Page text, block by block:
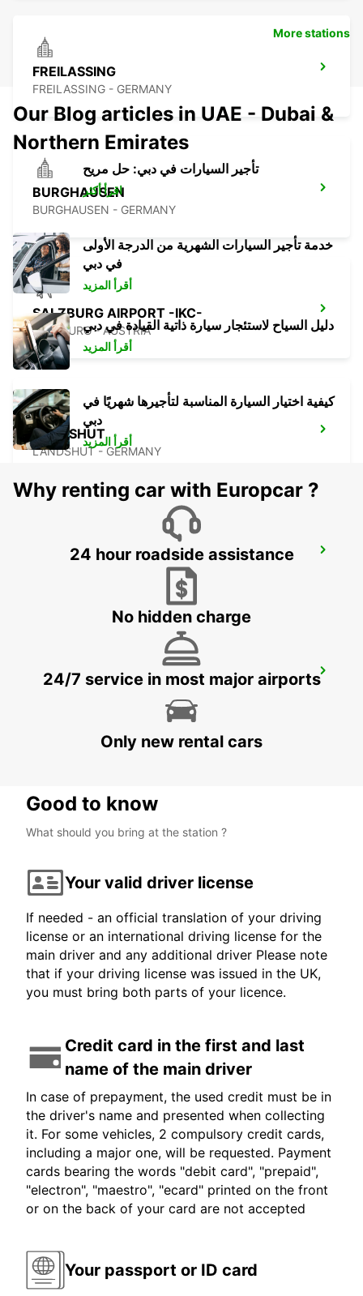
FREILASSING
FREILASSING - GERMANY
BURGHAUSEN
BURGHAUSEN - GERMANY
SALZBURG AIRPORT -IKC-
SALZBURG - AUSTRIA
LANDSHUT
LANDSHUT - GERMANY
ROSENHEIM
GRAZ -IKC-
More stations
Our Blog articles in UAE - Dubai &
Northern Emirates
تأجير السيارات في دبي: حل مريح
اقرأ أكثر
خدمة تأجير السيارات الشهرية من الدرجة الأولى
في دبي
أقرأ المزيد
دليل السياح لاستئجار سيارة ذاتية القيادة في دبي
أقرأ المزيد
كيفية اختيار السيارة المناسبة لتأجيرها شهريًا في
دبي
أقرأ المزيد
Why renting car with Europcar ?
24 hour roadside assistance
No hidden charge
24/7 service in most major airports
Only new rental cars
Good to know
What should you bring at the station ?
Your valid driver license
If needed - an official translation of your driving
license or an international driving license for the
main driver and any additional driver Please note
that if your driving license was issued in the UK,
you must bring both parts of your licence.
Credit card in the first and last
name of the main driver
In case of prepayment, the used credit must be in
the driver's name and presented when collecting
it. For some vehicles, 2 compulsory credit cards,
including a major one, will be requested. Payment
cards bearing the words "debit card", "prepaid",
"electron", "maestro", "ecard" printed on the front
or on the back of your card are not accepted
Your passport or ID card